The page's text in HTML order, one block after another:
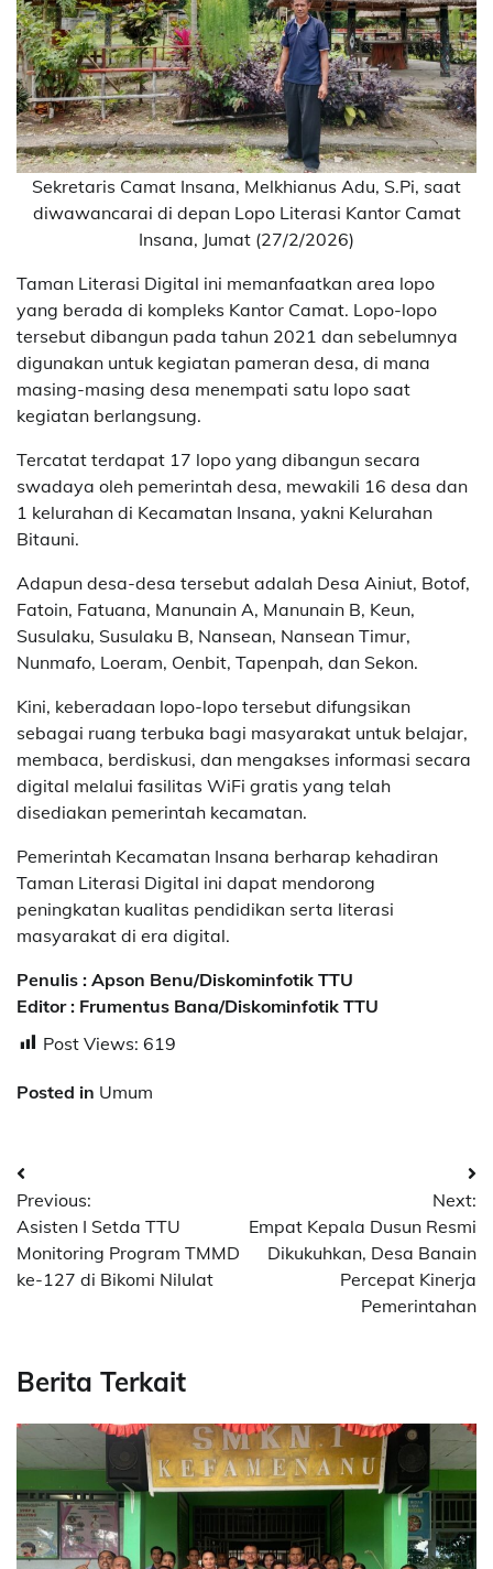
Sekretaris Camat Insana, Melkhianus Adu, S.Pi, saat
diwawancarai di depan Lopo Literasi Kantor Camat
Insana, Jumat (27/2/2026)
Taman Literasi Digital ini memanfaatkan area lopo
yang berada di kompleks Kantor Camat. Lopo-lopo
tersebut dibangun pada tahun 2021 dan sebelumnya
digunakan untuk kegiatan pameran desa, di mana
masing-masing desa menempati satu lopo saat
kegiatan berlangsung.
Tercatat terdapat 17 lopo yang dibangun secara
swadaya oleh pemerintah desa, mewakili 16 desa dan
1 kelurahan di Kecamatan Insana, yakni Kelurahan
Bitauni.
Adapun desa-desa tersebut adalah Desa Ainiut, Botof,
Fatoin, Fatuana, Manunain A, Manunain B, Keun,
Susulaku, Susulaku B, Nansean, Nansean Timur,
Nunmafo, Loeram, Oenbit, Tapenpah, dan Sekon.
Kini, keberadaan lopo-lopo tersebut difungsikan
sebagai ruang terbuka bagi masyarakat untuk belajar,
membaca, berdiskusi, dan mengakses informasi secara
digital melalui fasilitas WiFi gratis yang telah
disediakan pemerintah kecamatan.
Pemerintah Kecamatan Insana berharap kehadiran
Taman Literasi Digital ini dapat mendorong
peningkatan kualitas pendidikan serta literasi
masyarakat di era digital.
Penulis : Apson Benu/Diskominfotik TTU
Editor : Frumentus Bana/Diskominfotik TTU
Post Views: 619
Posted in Umum
Post
navigation
Previous:
Asisten I Setda TTU
Monitoring Program TMMD
ke-127 di Bikomi Nilulat
Next:
Empat Kepala Dusun Resmi
Dikukuhkan, Desa Banain
Percepat Kinerja
Pemerintahan
Berita Terkait